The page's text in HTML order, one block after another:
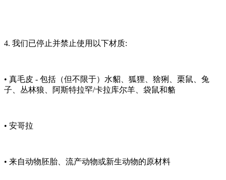
4. 我们已停止并禁止使用以下材质:
• 真毛皮 - 包括（但不限于）水貂、狐狸、猞猁、栗鼠、兔
子、丛林狼、阿斯特拉罕/卡拉库尔羊、袋鼠和貉
• 安哥拉
• 来自动物胚胎、流产动物或新生动物的原材料